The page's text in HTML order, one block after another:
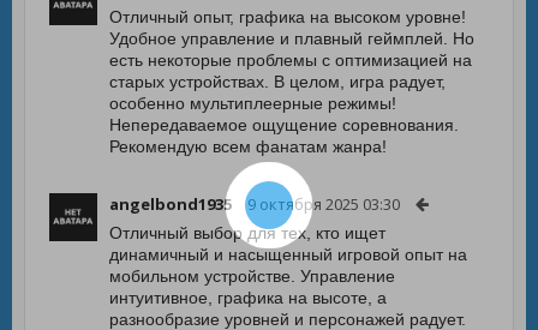
Отличный опыт, графика на высоком уровне!
Удобное управление и плавный геймплей. Но
есть некоторые проблемы с оптимизацией на
старых устройствах. В целом, игра радует,
особенно мультиплеерные режимы!
Непередаваемое ощущение соревнования.
Рекомендую всем фанатам жанра!
angelbond1935 9 октября 2025 03:30
Отличный выбор для тех, кто ищет
динамичный и насыщенный игровой опыт на
мобильном устройстве. Управление
интуитивное, графика на высоте, а
разнообразие уровней и персонажей радует.